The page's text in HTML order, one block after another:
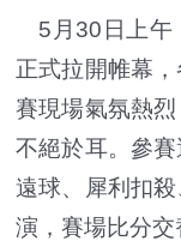
5月30日上午
正式拉開帷幕
賽現場氣氛熱
不絕於耳。參
遠球、犀利扣
演，賽場比分交